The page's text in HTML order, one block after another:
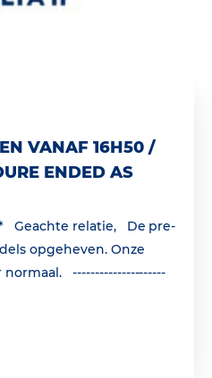
VANAF 16H50 /
ENDED AS
Geachte relatie, De pre-
opgeheven. Onze
---------------------